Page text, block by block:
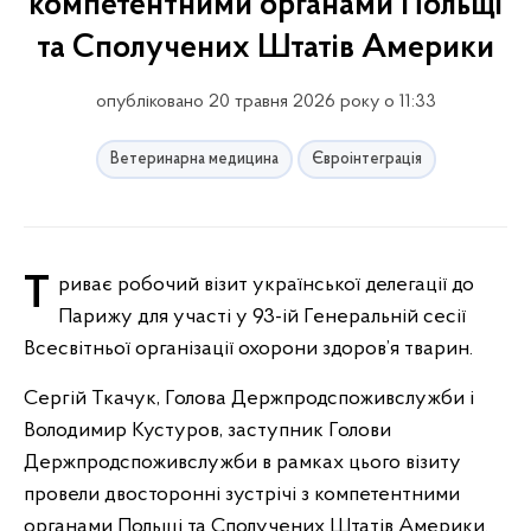
та Сполучених Штатів Америки
опубліковано 20 травня 2026 року о 11:33
Ветеринарна медицина Євроінтеграція
Триває робочий візит української делегації до Парижу для участі у 93-ій Генеральній сесії
Всесвітньої організації охорони здоров’я тварин.
Сергій Ткачук, Голова Держпродспоживслужби і
Володимир Кустуров, заступник Голови
Держпродспоживслужби в рамках цього візиту
провели двосторонні зустрічі з компетентними